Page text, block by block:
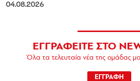
04.08.2026
ΕΓΓΡΑΦΕΙΤΕ ΣΤΟ
Όλα τα τελευταία νέα της ομάδας
ΕΓΓΡΑΦΗ